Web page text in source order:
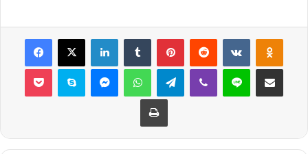
Facebook
X LinkedInTumblr PinterestReddit VKontakte
Pocket Skype MessengerWhatsAppTelegramViber Line E-Posta ile
Yazdır